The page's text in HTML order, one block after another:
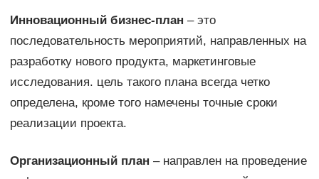
Инновационный бизнес-план – это
последовательность мероприятий, направленных на
разработку нового продукта, маркетинговые
исследования. цель такого плана всегда четко
определена, кроме того намечены точные сроки
реализации проекта.
Организационный план – направлен на проведение